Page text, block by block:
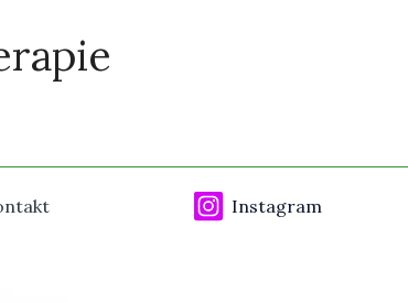
Instagram